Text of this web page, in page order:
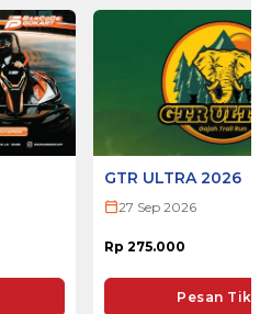
GTR ULTRA 2026
27 Sep 2026
Rp 275.000
Pesan Tiket